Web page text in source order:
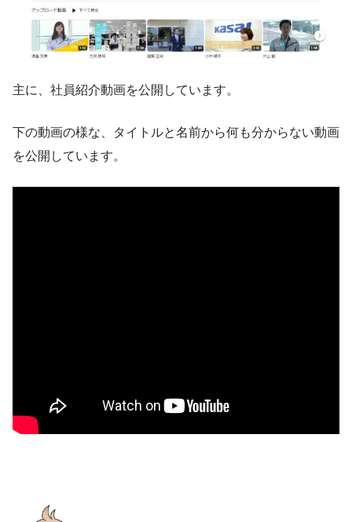
主に、社員紹介動画を公開しています。
下の動画の様な、タイトルと名前から何も分からない動画
を公開しています。